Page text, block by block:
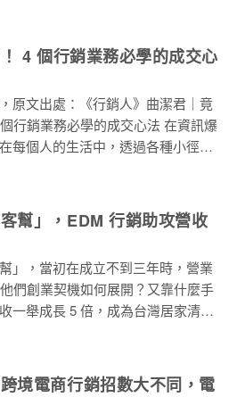
在此 觀察現在的選舉行
：網路操作得好，討論聲量增加、
統媒體跟進報導，自然也
），在 2010 就投入了女裝電商市
台和商店街販售，在那個時期是用
，消費者從下單後，經常需要等候
商品。因為平台出貨效率無法滿足
的速度，並提供買家更好的消費體
漸受到女生歡迎，相較於日系服
的簡單，因為看見這個市場前景，
格「以簡約的元素呈現想像中的
歲區間的女生族群，提供小香風
4 個行銷業務必學的成交心
原文出處：《行銷人》曲潔君｜竟
業務必學的成交心法 在資訊爆
每個人的生活中，透過各種小徑穿
是那
常在某些品牌的廣告
厭這種恐懼行銷！」、「飢餓行銷
不知道這過時了嗎！」、「又想騙
言，一方面覺得網友一針見血，一
法改變老前輩（行銷主管們）的想
得妙，就是專業行銷人展現功力的
幫」，EDM 行銷助攻營收
」，當初在成立不到三年時，營業
們創業契機如何展開？又靠什麼手
一舉成長 5 倍，成為台灣居家清潔
務，這個點子突然打中他。但是當
境電商行銷招數大不同，電